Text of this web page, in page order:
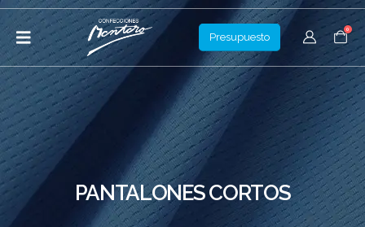
Presupuesto
0
PANTALONES CORTOS